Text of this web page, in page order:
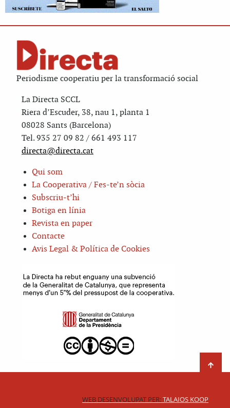
Periodisme cooperatiu per la transformació social
La Directa SCCL
Riera d’Escuder, 38, nau 1, planta 1
08028 Sants (Barcelona)
Tel. 935 27 09 82 / 661 493 117
directa@directa.cat
Qui som
La Cooperativa / Fes-te’n sòcia
Subscriu-t’hi
Botiga en línia
Revista en paper
Contacte
Avis Legal & Política de Cookies
WEB DESENVOLUPAT PER:TALAIOS KOOP